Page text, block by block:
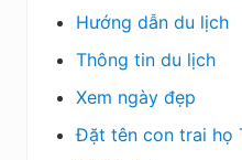
Hướng dẫn du lịch
Thông tin du lịch
Xem ngày đẹp
Đặt tên con trai họ